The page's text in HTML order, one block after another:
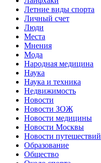
Летние виды спорта
Личный счет
Люди
Места
Мнения
Мода
Народная медицина
Наука
Наука и техника
Недвижимость
Новости
Новости ЗОЖ
Новости медицины
Новости Москвы
Новости путешествий
Образование
Общество